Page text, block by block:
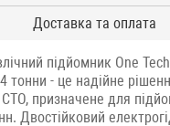
Доставка та оплата
підйомник One
тонни - це надійне
СТО, призначене для
Двостійковий